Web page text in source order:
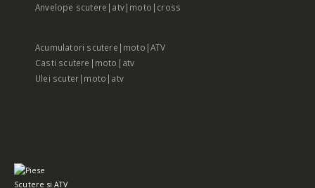
Anvelope scutere|atv|moto|cross
Acumulatori scutere|moto|ATV
Casti scutere|moto|atv
Ulei scuter|moto|atv